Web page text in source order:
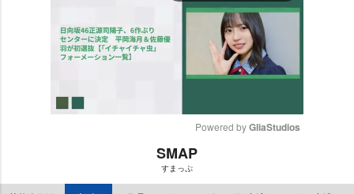
Powered by GliaStudios
SMAP
すまっぷ